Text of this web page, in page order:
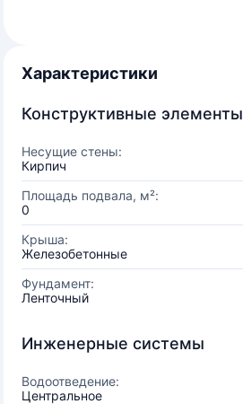
Характеристики
Конструктивные элементы
Несущие стены:
Кирпич
Площадь подвала, м²:
0
Крыша:
Железобетонные
Фундамент:
Ленточный
Инженерные системы
Водоотведение:
Центральное